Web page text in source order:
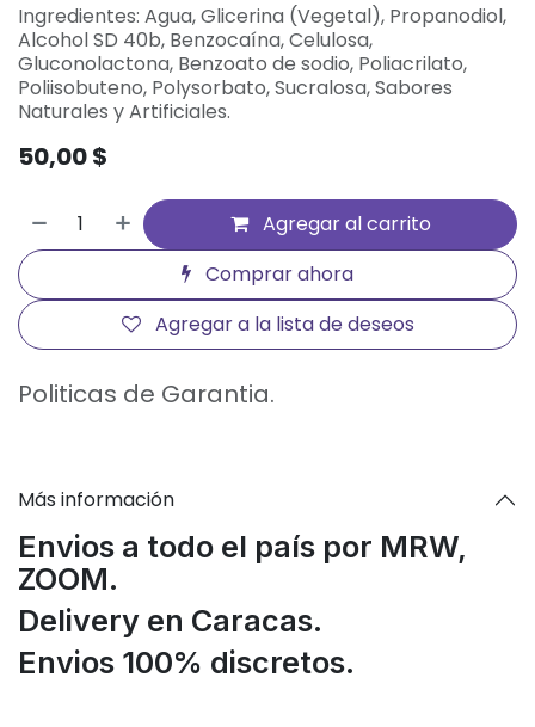
Ingredientes: Agua, Glicerina (Vegetal), Propanodiol,
Alcohol SD 40b, Benzocaína, Celulosa,
Gluconolactona, Benzoato de sodio, Poliacrilato,
Poliisobuteno, Polysorbato, Sucralosa, Sabores
Naturales y Artificiales.
50,00$
Agregar al carrito
Comprar ahora
Agregar a la lista de deseos
Politicas de Garantia.
Más información
Envios a todo el país por MRW,
ZOOM.
Delivery en Caracas.
Envios 100% discretos.